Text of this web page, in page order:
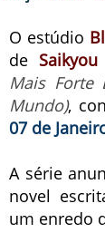
O estúdio
de
Mais Forte
Mundo),
07 de
A série
novel
um enredo